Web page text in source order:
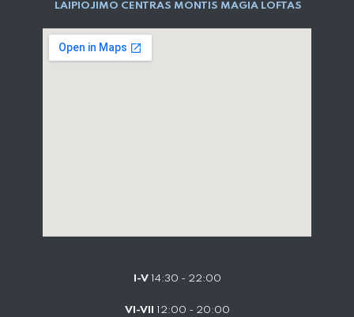
LAIPIOJIMO CENTRAS MONTIS MAGIA LOFTAS
I-V14:30 - 22:00
VI-VII 12:00 - 20:00